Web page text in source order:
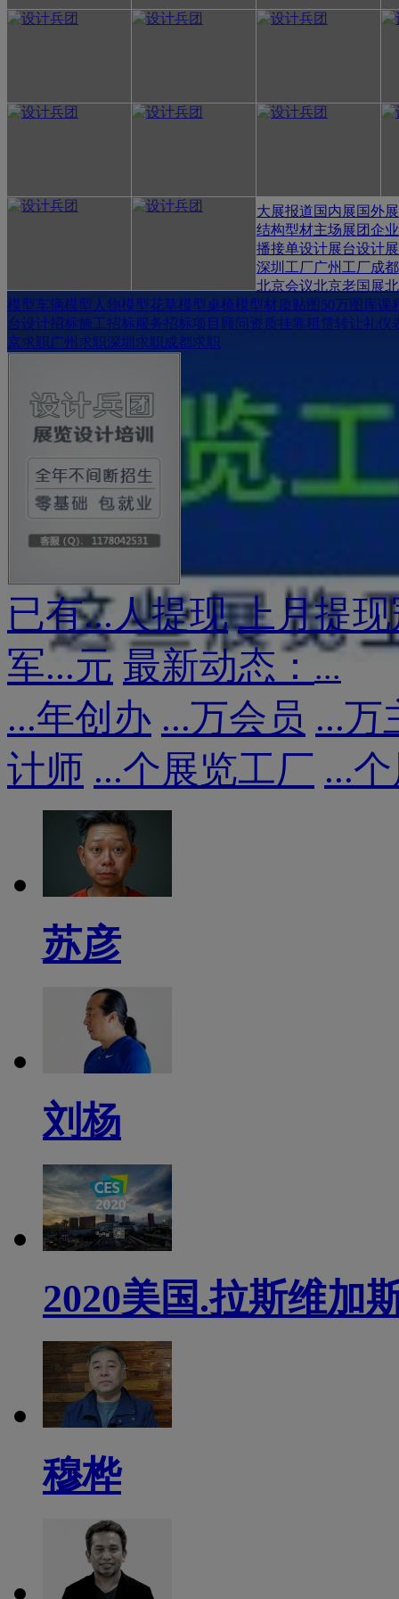
大展报道国内展国外展
结构型材主场展团企
播接单设计展台设计
深圳工厂广州工厂成
北京会议北京老国展
模型车辆模型 人物模型花草模型桌椅模型材质贴图 50万图库课
台设计招标施工招标 服务招标项目顾问 资质挂靠 租赁转让礼仪
京求职广州求职深圳求职成都求职
已有...人提现 上月提
军...元 最新动态： ...
...年创办 ...万会员 ...万
计师 ...个展览工厂 ...
苏彦
刘杨
2020美国.拉斯维加
穆桦